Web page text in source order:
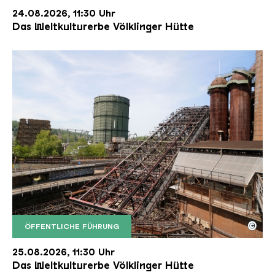
24.08.2026, 11:30 Uhr
Das Weltkulturerbe Völklinger Hütte
ÖFFENTLICHE FÜHRUNG
Der Erzschrägaufzug der Völklinger Hütte mit
Copyright: Weltkulturerbe Völklinger Hütte | Karl
©
25.08.2026, 11:30 Uhr
Das Weltkulturerbe Völklinger Hütte